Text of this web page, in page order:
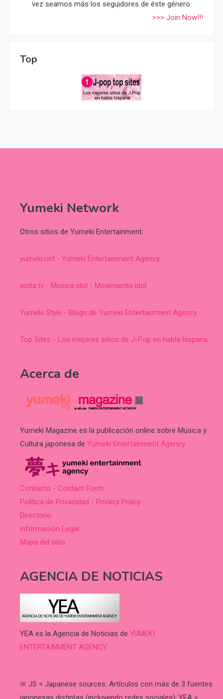
vez seamos más los seguidores de éste género.
>>> Join Now!!!
Top
Yumeki Network
Otros sitios de Yumeki Entertainment:
yumeki.net - Yumeki Entertainment Agency
wota.tv - Música idol - Movimiento idol
Yumeki Style - Blogs de Yumeki Entertainment Agency
Top Sites - Los mejores sitios de J-Pop en habla hispana
Acerca de
Yumeki Magazine es la publicación online sobre Música y
Cultura japonesa de Yumeki Entertainment Agency.
Contacto - Contact Form
Política de Privacidad - Privacy Policy
Directorio
información Legal
Mapa del sitio
AGENCIA DE NOTICIAS
YEA es la Agencia de Noticias de YUMEKI
ENTERTAINMENT AGENCY.
.
※ JS = Japanese sources: Artículos con más de 3 fuentes